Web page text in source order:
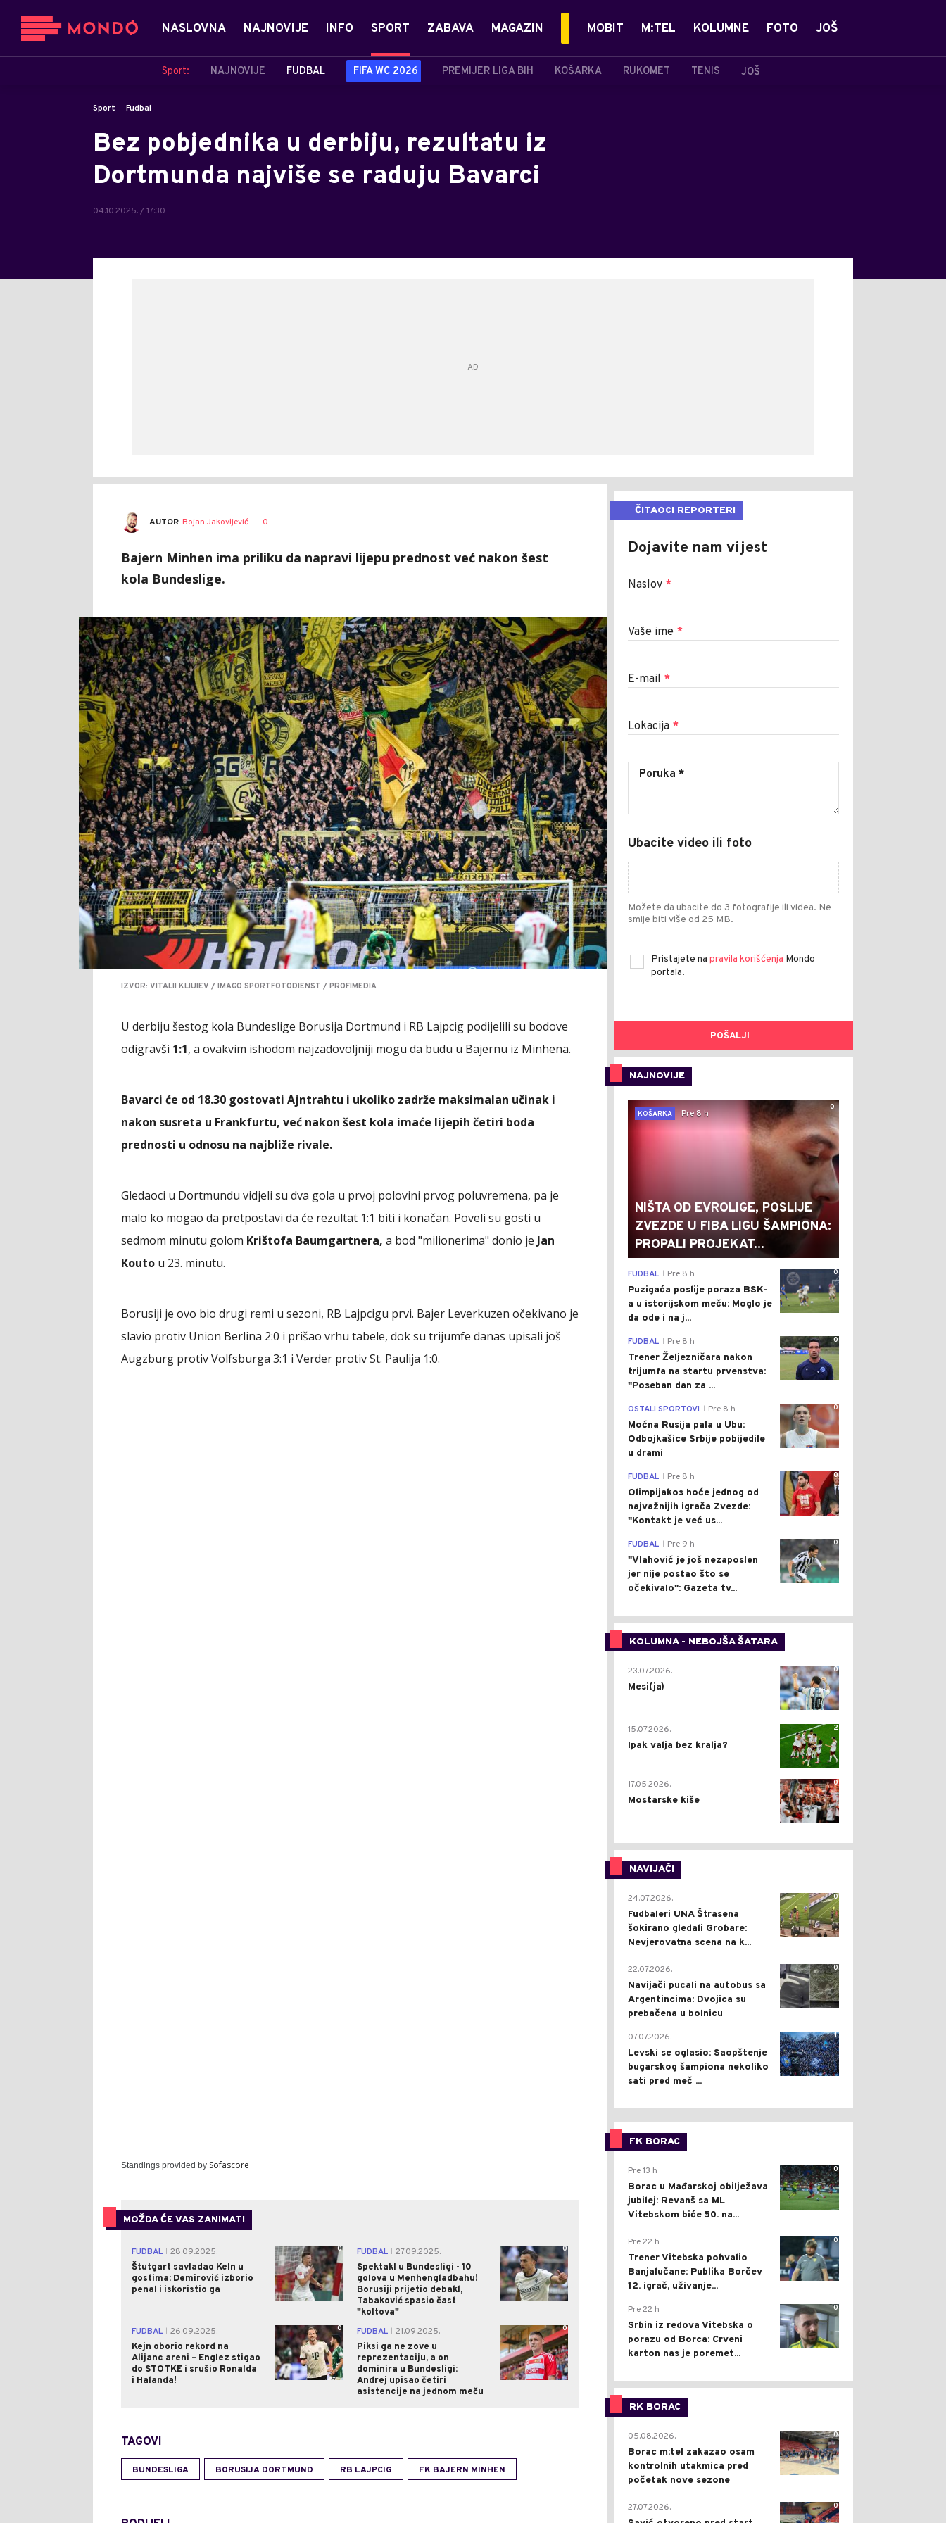
NASLOVNA NAJNOVIJE INFO SPORT
Sport: NAJNOVIJE FUDBAL FIFA WC 2026 PREMIJER LIGA BIH KOŠARKA RUKOMET TENIS JOŠ
ZABAVA MAGAZIN MOBIT M:TEL KOLUMNE FOTO JOŠ
Sport Fudbal
Bez pobjednika u derbiju, rezultatu iz
Dortmunda najviše se raduju Bavarci
04.10.2025. / 17:30
AUTOR Bojan Jakovljević 0
Bajern Minhen ima priliku da napravi lijepu prednost već nakon šest
kola Bundeslige.
IZVOR: VITALII KLIUIEV / IMAGO SPORTFOTODIENST / PROFIMEDIA
U derbiju šestog kola Bundeslige Borusija Dortmund i RB Lajpcig podijelili su bodove
odigravši 1:1, a ovakvim ishodom najzadovoljniji mogu da budu u Bajernu iz Minhena.
Bavarci će od 18.30 gostovati Ajntrahtu i ukoliko zadrže maksimalan učinak i
nakon susreta u Frankfurtu, već nakon šest kola imaće lijepih četiri boda
prednosti u odnosu na najbliže rivale.
Gledaoci u Dortmundu vidjeli su dva gola u prvoj polovini prvog poluvremena, pa je
malo ko mogao da pretpostavi da će rezultat 1:1 biti i konačan. Poveli su gosti u
sedmom minutu golom Krištofa Baumgartnera, a bod "milionerima" donio je Jan
Kouto u 23. minutu.
Borusiji je ovo bio drugi remi u sezoni, RB Lajpcigu prvi. Bajer Leverkuzen očekivano je
slavio protiv Union Berlina 2:0 i prišao vrhu tabele, dok su trijumfe danas upisali još
Augzburg protiv Volfsburga 3:1 i Verder protiv St. Paulija 1:0.
Standings provided by Sofascore
MOŽDA ĆE VAS ZANIMATI
FUDBAL
28.09.2025.
Štutgart savladao Keln u
gostima: Demirović izborio
penal i iskoristio ga
0 FUDBAL
27.09.2025.
Spektakl u Bundesligi - 10
golova u Menhengladbahu!
Borusiji prijetio debakl,
Tabaković spasio čast
"koltova"
0
FUDBAL
26.09.2025.
Kejn oborio rekord na
Alijanc areni – Englez stigao
do STOTKE i srušio Ronalda
i Halanda!
0 FUDBAL
21.09.2025.
Piksi ga ne zove u
reprezentaciju, a on
dominira u Bundesligi:
Andrej upisao četiri
asistencije na jednom meču
0
TAGOVI
BUNDESLIGA BORUSIJA DORTMUND RB LAJPCIG FK BAJERN MINHEN
ČITAOCI REPORTERI
Dojavite nam vijest
Naslov *
Vaše ime *
E-mail *
Lokacija *
Ubacite video ili foto
Možete da ubacite do 3 fotografije ili videa. Ne
smije biti više od 25 MB.
Pristajete na pravila korišćenja Mondo
portala.
POŠALJI
NAJNOVIJE
0
KOŠARKA
Pre 8 h
NIŠTA OD EVROLIGE, POSLIJE
ZVEZDE U FIBA LIGU ŠAMPIONA:
PROPALI PROJEKAT...
0
FUDBAL Pre 8 h
Puzigaća poslije poraza BSK-
a u istorijskom meču: Moglo je
da ode i na j...
0
FUDBAL Pre 8 h
Trener Željezničara nakon
trijumfa na startu prvenstva:
"Poseban dan za ...
0
OSTALI SPORTOVI Pre 8 h
Moćna Rusija pala u Ubu:
Odbojkašice Srbije pobijedile
u drami
0
FUDBAL Pre 8 h
Olimpijakos hoće jednog od
najvažnijih igrača Zvezde:
"Kontakt je već us...
0
FUDBAL Pre 9 h
"Vlahović je još nezaposlen
jer nije postao što se
očekivalo": Gazeta tv...
KOLUMNA - NEBOJŠA ŠATARA
0
23.07.2026.
Mesi(ja)
2
15.07.2026.
Ipak valja bez kralja?
0
17.05.2026.
Mostarske kiše
NAVIJAČI
0
24.07.2026.
Fudbaleri UNA Štrasena
šokirano gledali Grobare:
Nevjerovatna scena na k...
0
22.07.2026.
Navijači pucali na autobus sa
Argentincima: Dvojica su
prebačena u bolnicu
1
07.07.2026.
Levski se oglasio: Saopštenje
bugarskog šampiona nekoliko
sati pred meč ...
FK BORAC
0
Pre 13 h
Borac u Mađarskoj obilježava
jubilej: Revanš sa ML
Vitebskom biće 50. na...
0
Pre 22 h
Trener Vitebska pohvalio
Banjalučane: Publika Borčev
12. igrač, uživanje...
0
Pre 22 h
Srbin iz redova Vitebska o
porazu od Borca: Crveni
karton nas je poremet...
RK BORAC
0
05.08.2026.
Borac m:tel zakazao osam
kontrolnih utakmica pred
početak nove sezone
0
27.07.2026.